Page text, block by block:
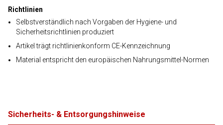
Richtlinien
Selbstverständlich nach Vorgaben der Hygiene- und
Sicherheitsrichtlinien produziert
Artikel trägt richtlinienkonform CE-Kennzeichnung
Material entspricht den europäischen Nahrungsmittel-Normen
Sicherheits- & Entsorgungshinweise